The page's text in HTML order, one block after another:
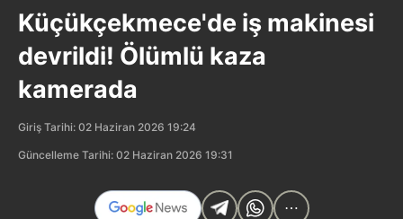
Küçükçekmece'de iş makinesi
devrildi! Ölümlü kaza
kamerada
Giriş Tarihi: 02 Haziran 2026 19:24
Güncelleme Tarihi: 02 Haziran 2026 19:31